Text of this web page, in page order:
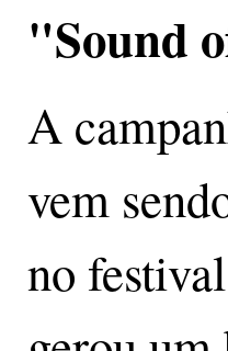
"Sound
A
vem
no